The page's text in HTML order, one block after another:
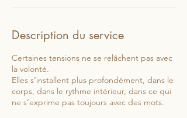
Description du service
Certaines tensions ne se relâchent pas avec
la volonté.
Elles s’installent plus profondément, dans le
corps, dans le rythme intérieur, dans ce qui
ne s’exprime pas toujours avec des mots.